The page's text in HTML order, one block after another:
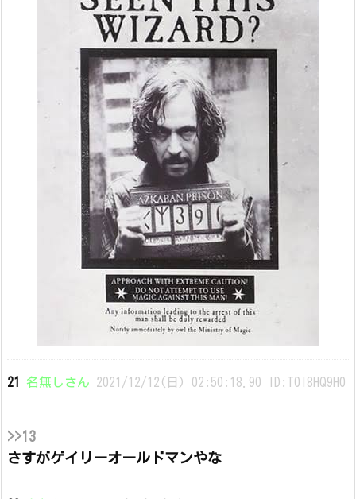
21 名無しさん 2021/12/12(日) 02:50:18.90 ID:T0l8HQ9H0
>>13
さすがゲイリーオールドマンやな